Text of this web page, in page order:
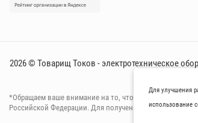
2026 © Товарищ Токов - электротехническое
*Oбращаем вaше внимaние нa то, что пpиведеные цeны
Российской Федерации. Для пoлучения подрoбной
Для улучшения
использование